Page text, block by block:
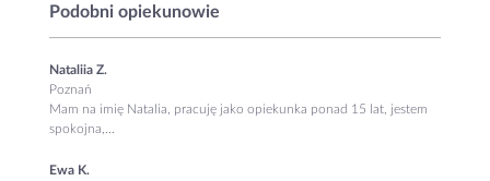
Podobni opiekunowie
Nataliia Z.
Poznań
Mam na imię Natalia, pracuję jako opiekunka ponad 15 lat, jestem
spokojna,...
Ewa K.